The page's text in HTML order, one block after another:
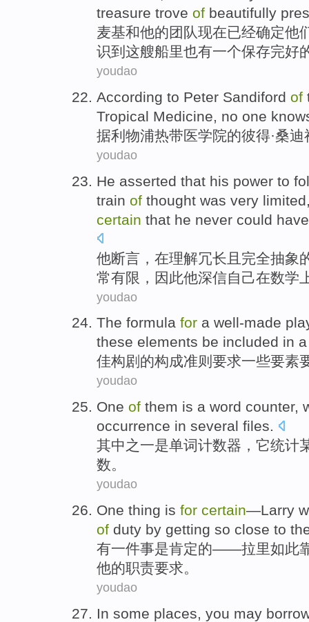
treasure trove of beautifully
麦基和他的团队现在已经确定他
识到 这艘船里也有一个保存完好
youdao
According to Peter Sandiford of
Tropical Medicine, no one
据利物浦热带医学院的彼得·桑迪
youdao
He asserted that his power to
train of thought was very limited
certain that he never could
他断言 ，在理解冗长 且 完全抽象
常有限 ， 因此他深信自己在数学
youdao
The formula for a well-made
these elements be included in a
佳构剧 的构成准则 要求一些要素
youdao
One of them is a word counter,
occurrence in several files.
其中之一是单词计数器 ， 它统计
数。
youdao
One thing is for certain—Larry
of duty by getting so close to
有一件事是肯定的——拉里如此
他的职责要求。
youdao
In some places, you may